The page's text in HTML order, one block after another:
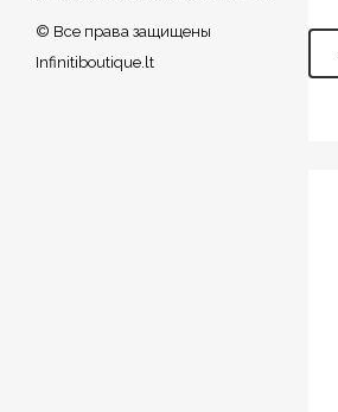
© Все права защищены
Infinitiboutique.lt